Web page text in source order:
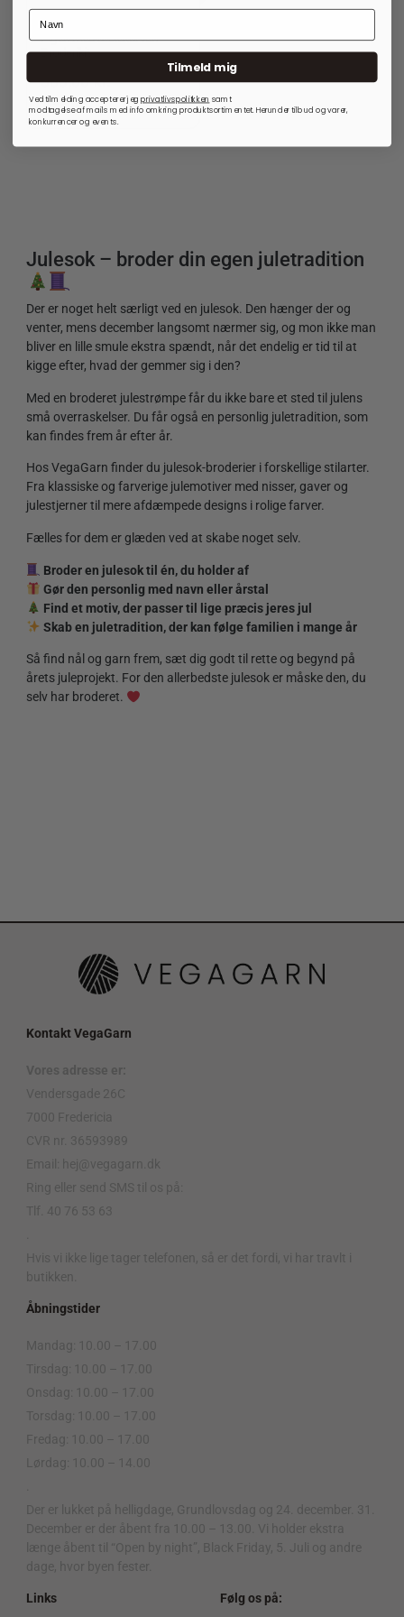
JULEBRODERI
Pigen med æblekurven -
Broderikit
365,00kr.
På lager
Julesok – broder din egen juletradition
Der er noget helt særligt ved en julesok. Den hænger der og
venter, mens december langsomt nærmer sig, og mon ikke man
bliver en lille smule ekstra spændt, når det endelig er tid til at
kigge efter, hvad der gemmer sig i den?
Med en broderet julestrømpe får du ikke bare et sted til julens
små overraskelser. Du får også en personlig juletradition, som
kan findes frem år efter år.
Hos VegaGarn finder du julesok-broderier i forskellige stilarter.
Fra klassiske og farverige julemotiver med nisser, gaver og
julestjerner til mere afdæmpede designs i rolige farver.
Fælles for dem er glæden ved at skabe noget selv.
Broder en julesok til én, du holder af
Gør den personlig med navn eller årstal
Find et motiv, der passer til lige præcis jeres jul
Skab en juletradition, der kan følge familien i mange år
Så find nål og garn frem, sæt dig godt til rette og begynd på
årets juleprojekt. For den allerbedste julesok er måske den, du
selv har broderet.
Kontakt VegaGarn
Vores adresse er:
Vendersgade 26C
7000 Fredericia
CVR nr. 36593989
Email: hej@vegagarn.dk
Ring eller send SMS til os på:
Tlf. 40 76 53 63
Hvis vi ikke lige tager telefonen, så er det fordi, vi har travlt i
butikken.
Åbningstider
Mandag: 10.00 – 17.00
Tirsdag: 10.00 – 17.00
Onsdag: 10.00 – 17.00
Torsdag: 10.00 – 17.00
Fredag: 10.00 – 17.00
Lørdag: 10.00 – 14.00
Der er lukket på helligdage, Grundlovsdag og 24. december. 31.
December er der åbent fra 10.00 – 13.00. Vi holder ekstra
længe åbent til “Open by night”, Black Friday, 5. Juli og andre
dage, hvor byen fester.
Links Følg os på:
Tilmeld mig
Ved tilmelding accepterer jegprivatlivspolitkken samt
modtagelse af mails med info omkring produktsortimentet. Herunder tilbud og varer,
konkurrencer og events.